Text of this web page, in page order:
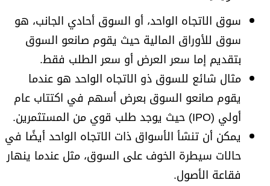
سوق الاتجاه الواحد، أو السوق أحادي الجانب، هو
سوق للأوراق المالية حيث يقوم صانعو السوق
بتقديم إما سعر العرض أو سعر الطلب فقط.
مثال شائع للسوق ذو الاتجاه الواحد هو عندما
يقوم صانعو السوق بعرض أسهم في اكتتاب عام
أولي (IPO) حيث يوجد طلب قوي من المستثمرين.
يمكن أن تنشأ الأسواق ذات الاتجاه الواحد أيضًا في
حالات سيطرة الخوف على السوق، مثل عندما ينهار
فقاعة الأصول.